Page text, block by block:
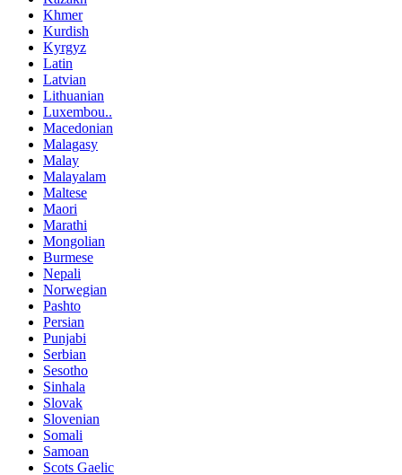
Khmer
Kurdish
Kyrgyz
Latin
Latvian
Lithuanian
Luxembou..
Macedonian
Malagasy
Malay
Malayalam
Maltese
Maori
Marathi
Mongolian
Burmese
Nepali
Norwegian
Pashto
Persian
Punjabi
Serbian
Sesotho
Sinhala
Slovak
Slovenian
Somali
Samoan
Scots Gaelic